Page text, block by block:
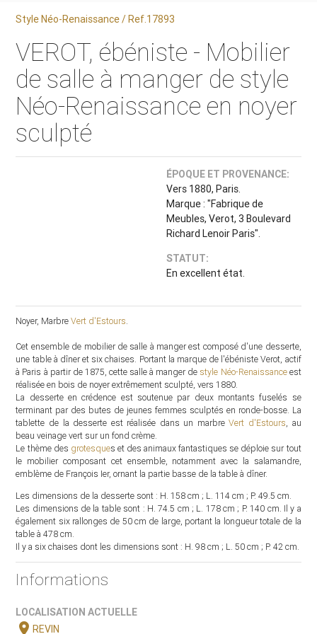
Style Néo-Renaissance / Ref.17893
VEROT, ébéniste - Mobilier
de salle à manger de style
Néo-Renaissance en noyer
sculpté
ÉPOQUE ET PROVENANCE:
Vers 1880, Paris.
Marque : "Fabrique de
Meubles, Verot, 3 Boulevard
Richard Lenoir Paris".
STATUT:
En excellent état.
Noyer, MarbreVert d'Estours.
Cet ensemble de mobilier de salle à manger est composé d'une desserte,
une table à dîner et six chaises. Portant la marque de l'ébéniste Verot, actif
à Paris à partir de 1875, cette salle à manger de style Néo-Renaissanceest
réalisée en bois de noyer extrêmement sculpté, vers 1880.
La desserte en crédence est soutenue par deux montants fuselés se
terminant par des butes de jeunes femmes sculptés en ronde-bosse. La
tablette de la desserte est réalisée dans un marbreVert d'Estours, au
beau veinage vert sur un fond crème.
Le thème des grotesques et des animaux fantastiques se déploie sur tout
le mobilier composant cet ensemble, notamment avec la salamandre,
emblème de François Ier, ornant la partie basse de la table à dîner.
Les dimensions de la desserte sont : H. 158 cm ; L. 114 cm ; P. 49.5 cm.
Les dimensions de la table sont : H. 74.5 cm ; L. 178 cm ; P. 140 cm. Il y a
également six rallonges de 50 cm de large, portant la longueur totale de la
table à 478 cm.
Il y a six chaises dont les dimensions sont : H. 98 cm ; L. 50 cm ; P. 42 cm.
Informations
LOCALISATION ACTUELLE
location_onREVIN